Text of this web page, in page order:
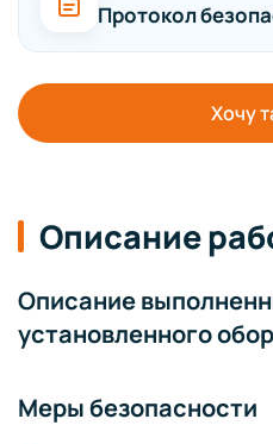
Протокол
Хочу
Описание
Описание
установленного
Меры безопасности